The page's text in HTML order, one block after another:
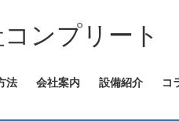
ンプリート
法 会社案内 設備紹介 コ